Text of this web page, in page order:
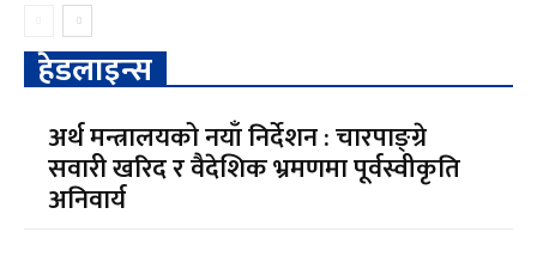
हेडलाइन्स
अर्थ मन्त्रालयको नयाँ निर्देशन : चारपाङ्ग्रे
सवारी खरिद र वैदेशिक भ्रमणमा पूर्वस्वीकृति
अनिवार्य